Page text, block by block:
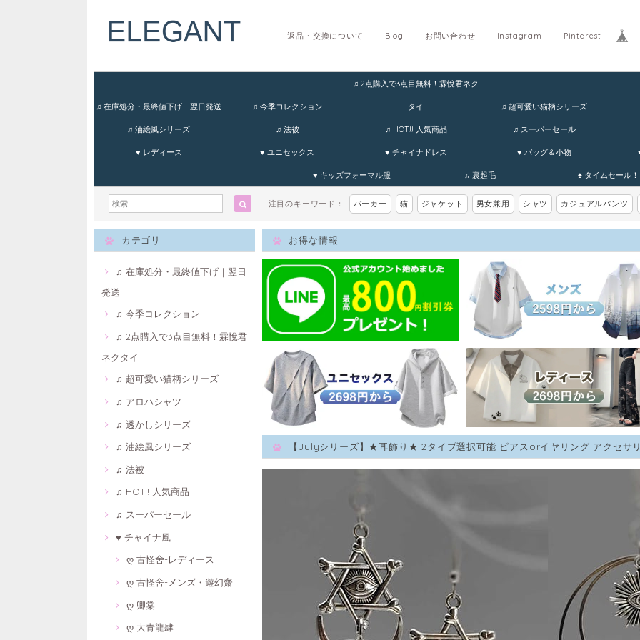
Pinterest
Instagram
お問い合わせ
Blog
返品・交換について
♫ 在庫処分・最終値下げ｜翌日発送 ♫ 今季コレクション
♫ 2点購入で3点目無料！霖悅君ネク
タイ ♫ 超可愛い猫柄シリーズ
♫ 油絵風シリーズ ♫ 法被 ♫ HOT!! 人気商品 ♫ スーパーセール
♥ レディース ♥ ユニセックス ♥ チャイナドレス ♥ バッグ＆小物
♥ キッズフォーマル服 ♫ 裏起毛 ♠ タイムセール！
注目のキーワード： パーカー 猫 ジャケット 男女兼用 シャツ カジュアルパンツ
カテゴリ
♫ 在庫処分・最終値下げ｜翌日
発送
♫ 今季コレクション
♫ 2点購入で3点目無料！霖悅君
ネクタイ
♫ 超可愛い猫柄シリーズ
♫ アロハシャツ
♫ 透かしシリーズ
♫ 油絵風シリーズ
♫ 法被
♫ HOT!! 人気商品
♫ スーパーセール
♥ チャイナ風
ღ 古怪舍-レディース
ღ 古怪舍-メンズ・遊幻齋
ღ 卿棠
ღ 大青龍肆
お得な情報
【Julyシリーズ】★耳飾り★ 2タイプ選択可能 ピアスorイヤリング アクセサ